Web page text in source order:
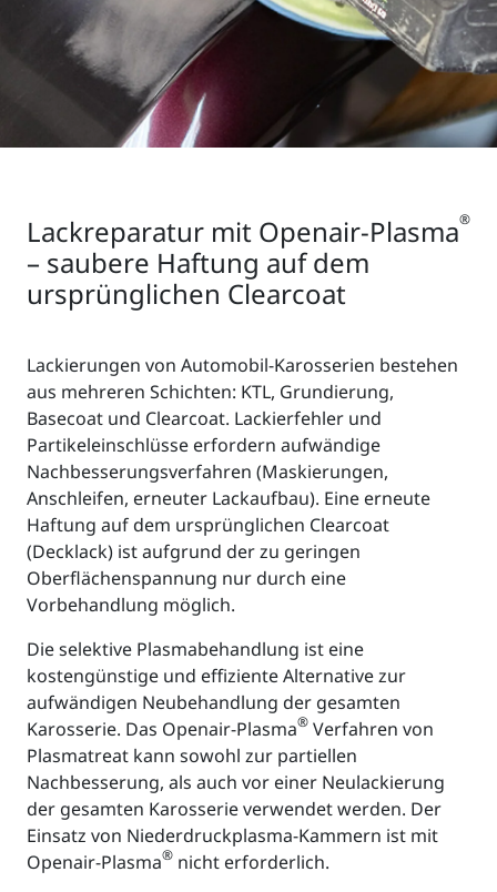
Lackreparatur mit Openair-Plasma®
– saubere Haftung auf dem
ursprünglichen Clearcoat
Lackierungen von Automobil-Karosserien bestehen
aus mehreren Schichten: KTL, Grundierung,
Basecoat und Clearcoat. Lackierfehler und
Partikeleinschlüsse erfordern aufwändige
Nachbesserungsverfahren (Maskierungen,
Anschleifen, erneuter Lackaufbau). Eine erneute
Haftung auf dem ursprünglichen Clearcoat
(Decklack) ist aufgrund der zu geringen
Oberflächenspannung nur durch eine
Vorbehandlung möglich.
Die selektive Plasmabehandlung ist eine
kostengünstige und effiziente Alternative zur
aufwändigen Neubehandlung der gesamten
Karosserie. Das Openair-Plasma® Verfahren von
Plasmatreat kann sowohl zur partiellen
Nachbesserung, als auch vor einer Neulackierung
der gesamten Karosserie verwendet werden. Der
Einsatz von Niederdruckplasma-Kammern ist mit
Openair-Plasma® nicht erforderlich.